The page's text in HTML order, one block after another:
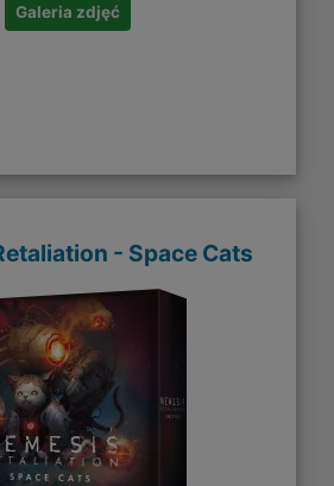
Galeria zdjęć
- Space Cats